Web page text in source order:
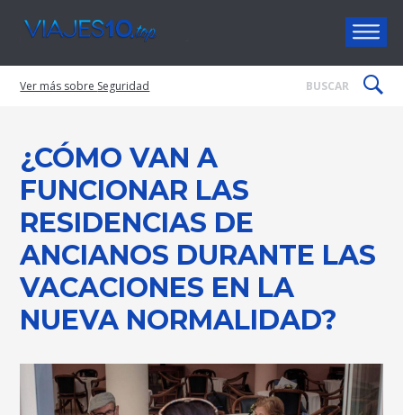
Viajes10
Seguridad
¿CÓMO VAN A
FUNCIONAR LAS
RESIDENCIAS DE
ANCIANOS DURANTE LAS
VACACIONES EN LA
NUEVA NORMALIDAD?